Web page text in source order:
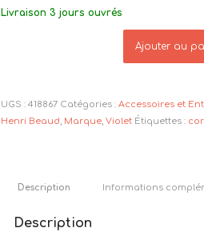
Livraison 3 jours ouvrés
Ajouter au
UGS :418867 Catégories :Accessoires et
Henri Beaud, Marque,Violet Étiquettes :
Description Informations
Description